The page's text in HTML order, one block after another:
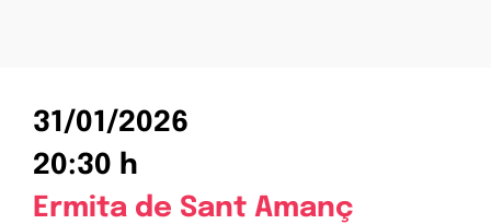
31/01/2026
20:30 h
Ermita de Sant Amanç